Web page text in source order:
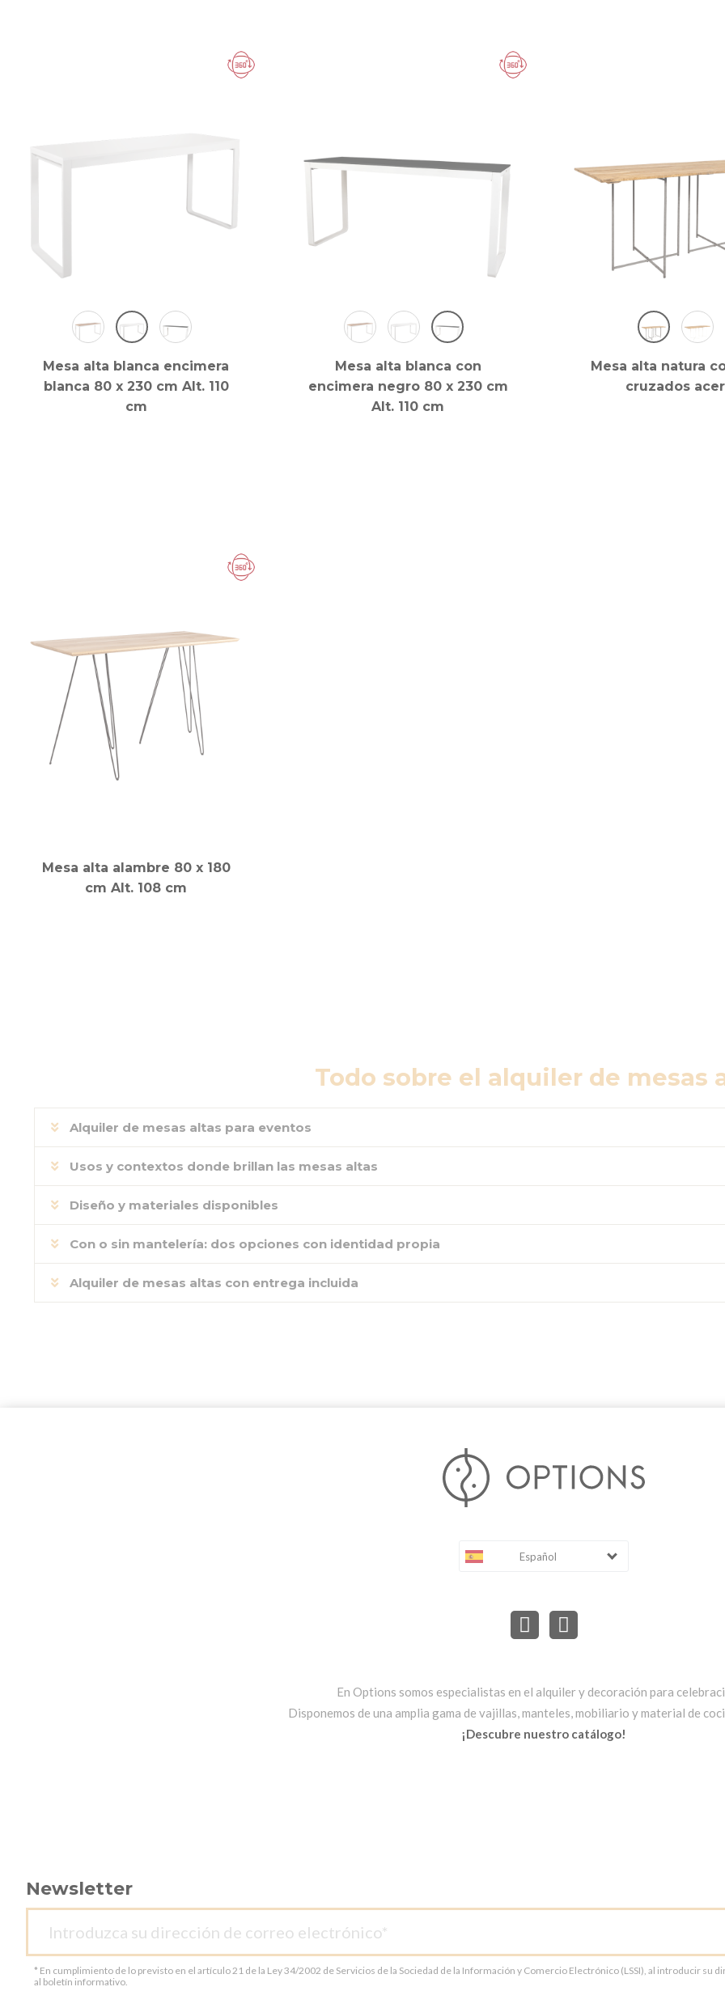
Mesa alta blanca encimera
blanca 80 x 230 cm Alt. 110
cm
Mesa alta blanca con
encimera negro 80 x 230 cm
Alt. 110 cm
Mesa alta natura
cruzados
Mesa alta alambre 80 x 180
cm Alt. 108 cm
Todo sobre el alquiler de mesas
Alquiler de mesas altas para eventos
Usos y contextos donde brillan las mesas altas
Diseño y materiales disponibles
Con o sin mantelería: dos opciones con identidad propia
Alquiler de mesas altas con entrega incluida
Español
En Options somos especialistas en el alquiler y decoración para
Disponemos de una amplia gama de vajillas, manteles, mobiliario y material de
¡Descubre nuestro catálogo!
Newsletter
* En cumplimiento de lo previsto en el artículo 21 de la Ley 34/2002 de Servicios de la Sociedad de la Información y Comercio Electrónico (LSSI), al introducir
al boletín informativo.